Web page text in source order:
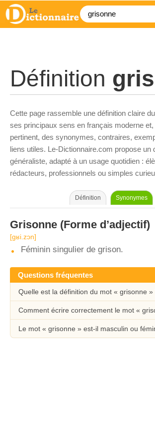
Définition
Cette page rassemble une définition claire
ses principaux sens en français moderne et,
pertinent, des synonymes, contraires,
liens utiles. Le-Dictionnaire.com propose un
généraliste, adapté à un usage quotidien :
rédacteurs, professionnels ou simples
Définition Synonymes
Grisonne (Forme d’adjectif)
[ɡʁi.zɔn]
Féminin singulier de grison.
Questions fréquentes
Quelle est la définition du mot « grisonne »
Comment écrire correctement le mot «
Le mot « grisonne » est-il masculin ou